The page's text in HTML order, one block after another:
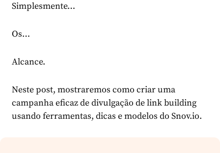
Simplesmente…
Os…
Alcance.
Neste post, mostraremos como criar uma
campanha eficaz de divulgação de link building
usando ferramentas, dicas e modelos do Snov.io.